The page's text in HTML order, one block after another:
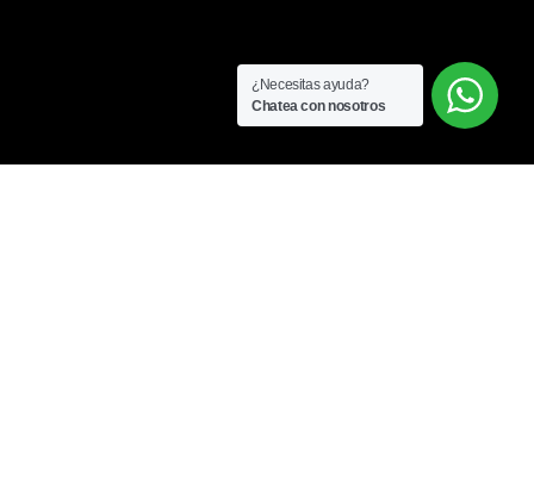
¿Necesitas ayuda?
Chatea con nosotros